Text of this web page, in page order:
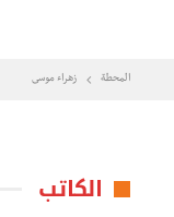
المحطة زهراء موسى
الكاتب